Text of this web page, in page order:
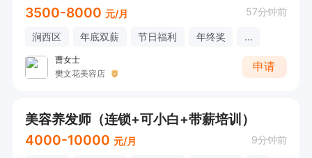
3500-8000 元/月 57分钟前
涧西区 年底双薪 节日福利 年终奖 ...
曹女士
樊文花美容店
申请
美容养发师（连锁+可小白+带薪培训）
4000-10000 元/月 9分钟前